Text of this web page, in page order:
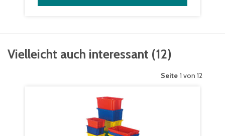
Vielleicht auch interessant (12)
Seite 1 von 12